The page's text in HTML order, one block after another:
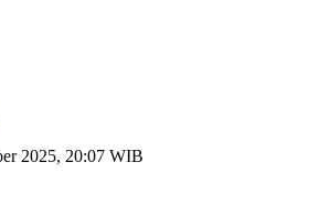
2025, 20:07 WIB